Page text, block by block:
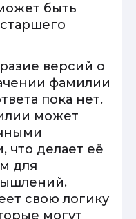
быть
версий о
фамилии
пока нет.
может
что делает её
для
свою логику
могут